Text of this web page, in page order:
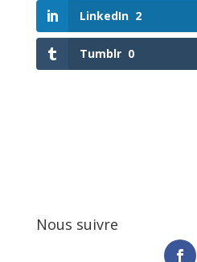
LinkedIn 2
Tumblr 0
Nous suivre